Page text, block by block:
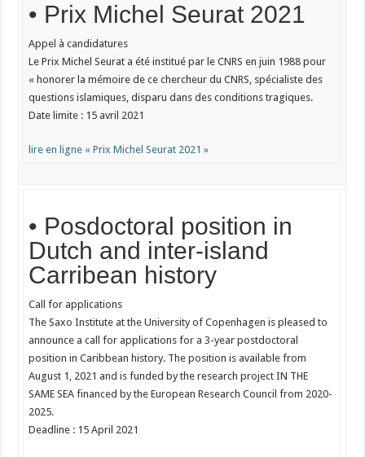
• Prix Michel Seurat 2021
Appel à candidatures
Le Prix Michel Seurat a été institué par le CNRS en juin 1988 pour
« honorer la mémoire de ce chercheur du CNRS, spécialiste des
questions islamiques, disparu dans des conditions tragiques.
Date limite : 15 avril 2021
lire en ligne « Prix Michel Seurat 2021 »
• Posdoctoral position in
Dutch and inter-island
Carribean history
Call for applications
The Saxo Institute at the University of Copenhagen is pleased to
announce a call for applications for a 3-year postdoctoral
position in Caribbean history. The position is available from
August 1, 2021 and is funded by the research project IN THE
SAME SEA financed by the European Research Council from 2020-
2025.
Deadline : 15 April 2021